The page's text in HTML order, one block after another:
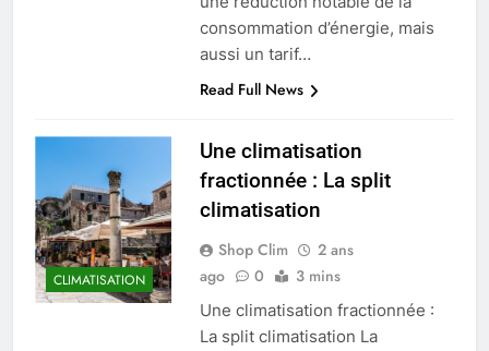
consommation d’énergie, mais
aussi un tarif…
Read Full News
CLIMATISATION
Une climatisation
fractionnée : La split
climatisation
Shop Clim
2 ans
ago
0 3 mins
Une climatisation fractionnée :
La split climatisation La